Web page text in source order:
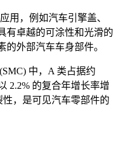
用，例如汽车引擎盖、
有卓越的可涂性和光滑的
外部汽车车身部件。
中，A 类占据约
2.2% 的复合年增长率增
，是可见汽车零部件的